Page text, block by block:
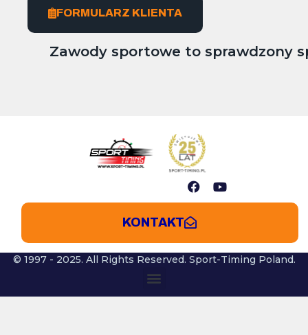
FORMULARZ KLIENTA
Zawody sportowe to sprawdzony
KONTAKT
© 1997 - 2025. All Rights Reserved. Sport-Timing Poland.